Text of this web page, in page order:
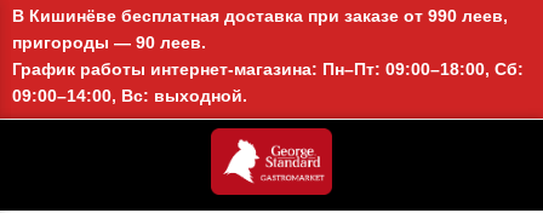
В Кишинёве бесплатная доставка при заказе от 990 леев,
пригороды — 90 леев.
График работы интернет-магазина: Пн–Пт: 09:00–18:00, Сб:
09:00–14:00, Вс: выходной.